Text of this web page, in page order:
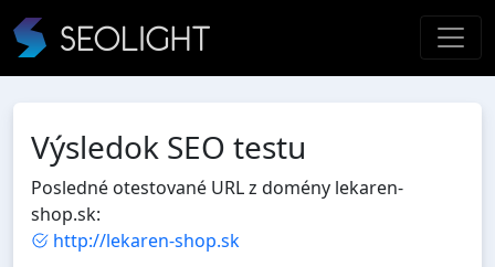
Výsledok SEO testu
Posledné otestované URL z domény lekaren-
shop.sk:
http://lekaren-shop.sk